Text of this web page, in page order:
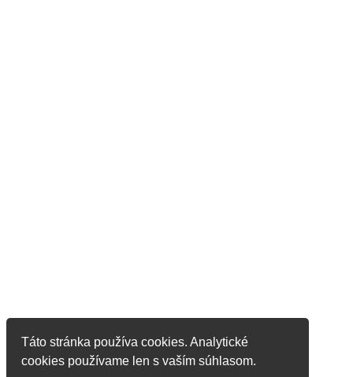
Táto stránka používa cookies. Analytické
cookies používame len s vaším súhlasom.